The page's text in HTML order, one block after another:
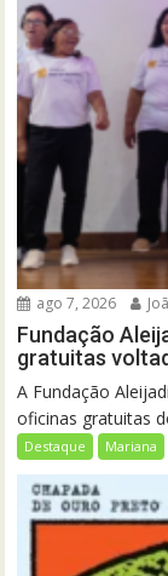
ago 7, 2026
Fundação
gratuitas
A Fundação
oficinas gratuitas
Destaque Mariana